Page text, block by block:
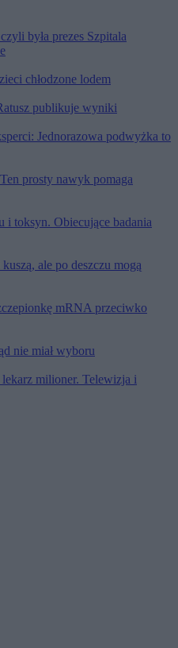
była prezes Szpitala
chłodzone lodem
publikuje wyniki
Jednorazowa podwyżka to
prosty nawyk pomaga
i toksyn. Obiecujące badania
ale po deszczu mogą
mRNA przeciwko
nie miał wyboru
milioner. Telewizja i